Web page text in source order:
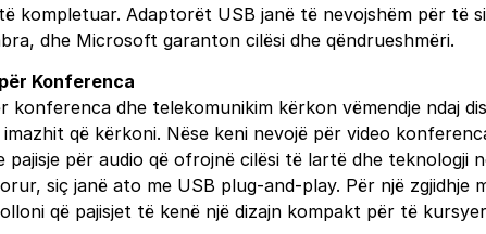
kompletuar. Adaptorët USB janë të nevojshëm për të
dhe Microsoft garanton cilësi dhe qëndrueshmëri.
Konferenca
konferenca dhe telekomunikim kërkon vëmendje ndaj
që kërkoni. Nëse keni nevojë për video
për audio që ofrojnë cilësi të lartë dhe teknologji
siç janë ato me USB plug-and-play. Për një zgjidhje
që pajisjet të kenë një dizajn kompakt për të